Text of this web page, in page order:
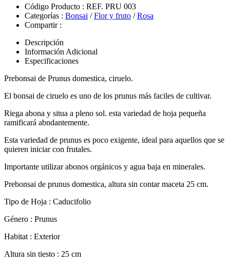
Código Producto : REF. PRU 003
Categorías : Bonsai /Flor y fruto /Rosa
Compartir :
Descripción
Información Adicional
Especificaciones
Prebonsai de Prunus domestica, ciruelo.
El bonsai de ciruelo es uno de los prunus más faciles de cultivar.
Riega abona y situa a pleno sol. esta variedad de hoja pequeña
ramificará abndantemente.
Esta variedad de prunus es poco exigente, ideal para aquellos que se
quieren iniciar con frutales.
Importante utilizar abonos orgánicos y agua baja en minerales.
Prebonsai de prunus domestica, altura sin contar maceta 25 cm.
Tipo de Hoja : Caducifolio
Género : Prunus
Habitat : Exterior
Altura sin tiesto : 25 cm